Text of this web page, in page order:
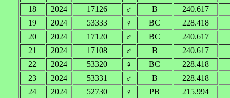
18
2024 17126 ♂ B
240.617
19
2024 53333 ♀ BC
228.418
20
2024 17120 ♂ BC
240.617
21
2024 17108 ♂ B
240.617
22
2024 53320 ♀ BC
228.418
23
2024 53331 ♂ B
228.418
24
2024 52730 ♀ PB
215.994